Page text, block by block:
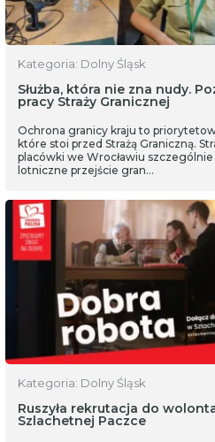
Kategoria: Dolny Śląsk
Służba, która nie zna nudy.
pracy Straży Granicznej
Ochrona granicy kraju to
które stoi przed Strażą Graniczną.
placówki we Wrocławiu szczególnie
lotniczne przejście gran…
Kategoria: Dolny Śląsk
Ruszyła rekrutacja do
Szlachetnej Paczce